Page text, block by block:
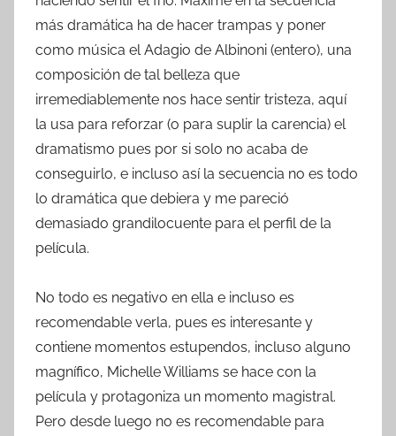
más dramática ha de hacer trampas y poner
como música el Adagio de Albinoni (entero), una
composición de tal belleza que
irremediablemente nos hace sentir tristeza, aquí
la usa para reforzar (o para suplir la carencia) el
dramatismo pues por si solo no acaba de
conseguirlo, e incluso así la secuencia no es todo
lo dramática que debiera y me pareció
demasiado grandilocuente para el perfil de la
película.
No todo es negativo en ella e incluso es
recomendable verla, pues es interesante y
contiene momentos estupendos, incluso alguno
magnífico, Michelle Williams se hace con la
película y protagoniza un momento magistral.
Pero desde luego no es recomendable para